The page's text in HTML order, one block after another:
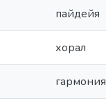
пайдейя
хорал
гармония